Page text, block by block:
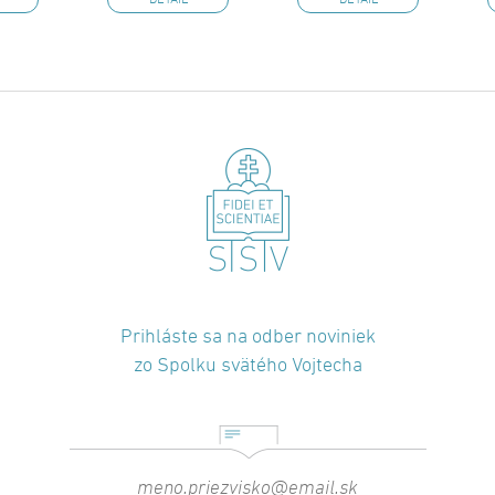
Prihláste sa na odber noviniek
zo Spolku svätého Vojtecha